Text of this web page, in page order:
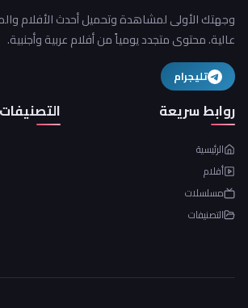
وجهتك الأولى لمشاهدة وتحميل أحدث الأفلام
عالية. محتوى متجدد يومياً من أفلام عربية وأجنبية.
تليجرام
روابط سريعة
الرئيسية
أفلام
مسلسلات
التصنيفات
التصنيفات